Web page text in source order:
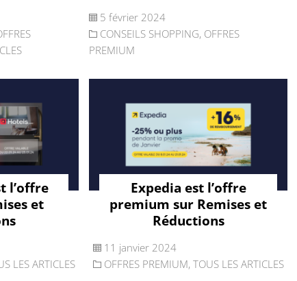
5 février 2024
CONSEILS SHOPPING, OFFRES
PREMIUM
l’offre
et
LES ARTICLES
Expedia est l’offre
premium sur Remises et
Réductions
11 janvier 2024
OFFRES PREMIUM, TOUS LES ARTICLES